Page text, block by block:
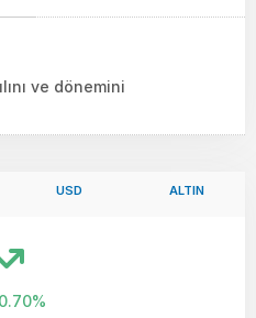
ve dönemini
USD ALTIN
0.70%